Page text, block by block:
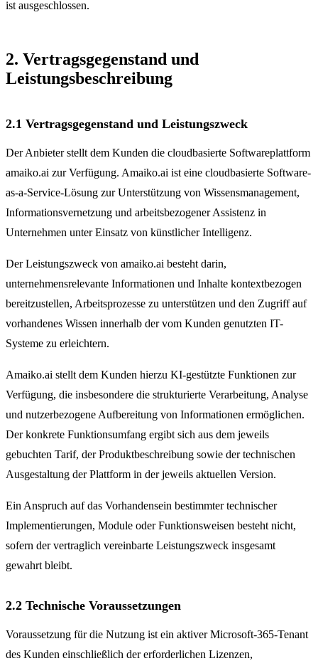
ist ausgeschlossen.
2. Vertragsgegenstand und
Leistungsbeschreibung
2.1 Vertragsgegenstand und Leistungszweck
Der Anbieter stellt dem Kunden die cloudbasierte Softwareplattform
amaiko.ai zur Verfügung. Amaiko.ai ist eine cloudbasierte Software-
as-a-Service-Lösung zur Unterstützung von Wissensmanagement,
Informationsvernetzung und arbeitsbezogener Assistenz in
Unternehmen unter Einsatz von künstlicher Intelligenz.
Der Leistungszweck von amaiko.ai besteht darin,
unternehmensrelevante Informationen und Inhalte kontextbezogen
bereitzustellen, Arbeitsprozesse zu unterstützen und den Zugriff auf
vorhandenes Wissen innerhalb der vom Kunden genutzten IT-
Systeme zu erleichtern.
Amaiko.ai stellt dem Kunden hierzu KI-gestützte Funktionen zur
Verfügung, die insbesondere die strukturierte Verarbeitung, Analyse
und nutzerbezogene Aufbereitung von Informationen ermöglichen.
Der konkrete Funktionsumfang ergibt sich aus dem jeweils
gebuchten Tarif, der Produktbeschreibung sowie der technischen
Ausgestaltung der Plattform in der jeweils aktuellen Version.
Ein Anspruch auf das Vorhandensein bestimmter technischer
Implementierungen, Module oder Funktionsweisen besteht nicht,
sofern der vertraglich vereinbarte Leistungszweck insgesamt
gewahrt bleibt.
2.2 Technische Voraussetzungen
Voraussetzung für die Nutzung ist ein aktiver Microsoft-365-Tenant
des Kunden einschließlich der erforderlichen Lizenzen,